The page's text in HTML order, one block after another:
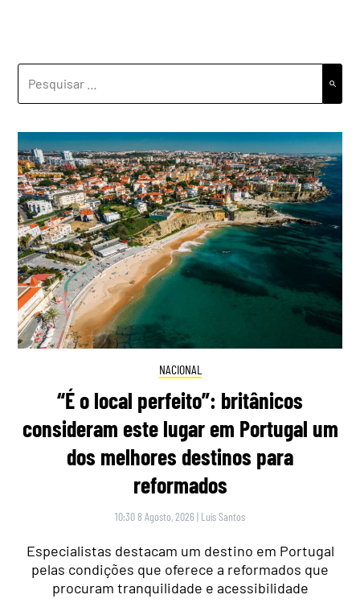
NACIONAL
“É o local perfeito”: britânicos
consideram este lugar em Portugal um
dos melhores destinos para
reformados
10:30 8 Agosto, 2026 | Luís Santos
Especialistas destacam um destino em Portugal
pelas condições que oferece a reformados que
procuram tranquilidade e acessibilidade